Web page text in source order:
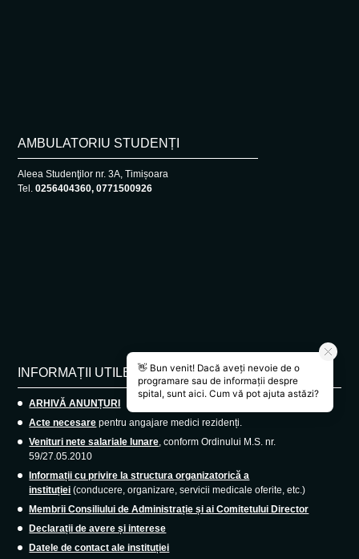
AMBULATORIU STUDENȚI
Aleea Studenţilor nr. 3A, Timișoara
Tel.0256404360, 0771500926
INFORMAȚII UTILE
ARHIVĂ ANUNȚURI
Acte necesare pentru angajare medici rezidenți.
Venituri nete salariale lunare, conform Ordinului M.S. nr.
59/27.05.2010
Informații cu privire la structura organizatorică a
instituției (conducere, organizare, servicii medicale oferite, etc.)
Membrii Consiliului de Administrație și ai Comitetului Director
Declarații de avere și interese
Datele de contact ale instituției